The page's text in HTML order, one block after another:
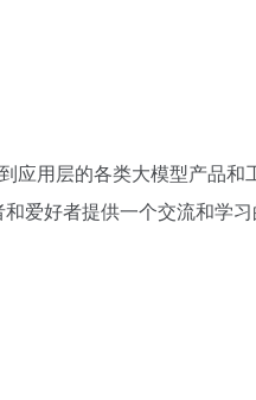
应用层的各类大模型产品和
爱好者提供一个交流和学